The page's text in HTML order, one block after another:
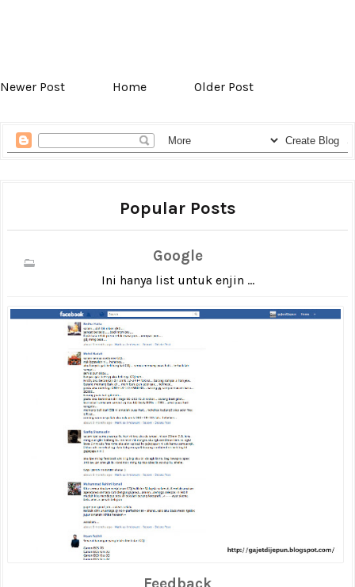
Newer Post Home Older Post
Popular Posts
Google
Ini hanya list untuk enjin ...